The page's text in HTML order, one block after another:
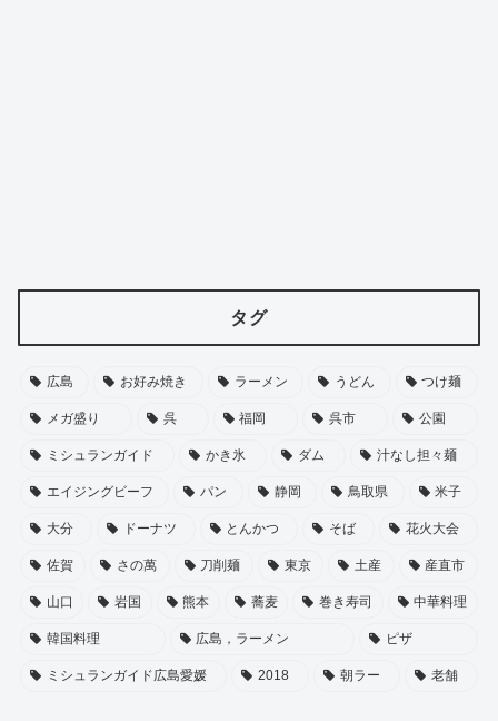
タグ
広島 お好み焼き ラーメン うどん つけ麺
メガ盛り 呉 福岡 呉市 公園
ミシュランガイド かき氷 ダム 汁なし担々麺
エイジングビーフ パン 静岡 鳥取県 米子
大分 ドーナツ とんかつ そば 花火大会
佐賀 さの萬 刀削麺 東京 土産 産直市
山口 岩国 熊本 蕎麦 巻き寿司 中華料理
韓国料理 広島，ラーメン ピザ
ミシュランガイド広島愛媛 2018 朝ラー 老舗